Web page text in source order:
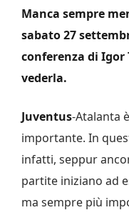
Manca sempre
sabato 27
conferenza di Igor
vederla.
Juventus-Atalanta
importante. In
infatti, seppur
partite iniziano ad
ma sempre più